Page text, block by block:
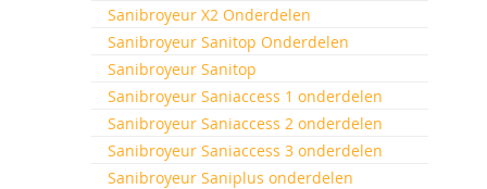
Sanibroyeur X2 Onderdelen
Sanibroyeur Sanitop Onderdelen
Sanibroyeur Sanitop
Sanibroyeur Saniaccess 1 onderdelen
Sanibroyeur Saniaccess 2 onderdelen
Sanibroyeur Saniaccess 3 onderdelen
Sanibroyeur Saniplus onderdelen